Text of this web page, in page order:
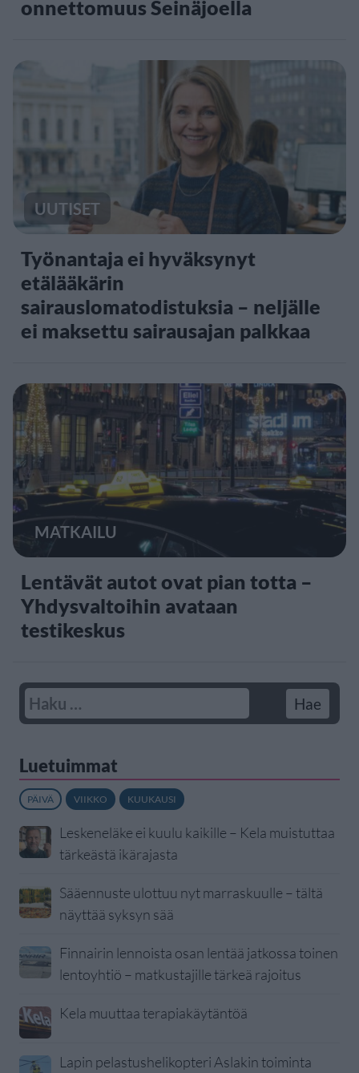
onnettomuus Seinäjoella
UUTISET
Työnantaja ei hyväksynyt
etälääkärin
sairauslomatodistuksia – neljälle
ei maksettu sairausajan palkkaa
MATKAILU
Lentävät autot ovat pian totta –
Yhdysvaltoihin avataan
testikeskus
Luetuimmat
PÄIVÄ VIIKKO KUUKAUSI
Leskeneläke ei kuulu kaikille – Kela muistuttaa
tärkeästä ikärajasta
Sääennuste ulottuu nyt marraskuulle – tältä
näyttää syksyn sää
Finnairin lennoista osan lentää jatkossa toinen
lentoyhtiö – matkustajille tärkeä rajoitus
Kela muuttaa terapiakäytäntöä
Lapin pelastushelikopteri Aslakin toiminta